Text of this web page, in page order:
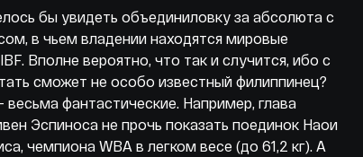
бы увидеть объединиловку за абсолюта с
в чьем владении находятся мировые
Вполне вероятно, что так и случится, ибо с
сможет не особо известный филиппинец?
фантастические. Например, глава
Эспиноса не прочь показать поединок Наои
чемпиона WBA в легком весе (до 61,2 кг). А